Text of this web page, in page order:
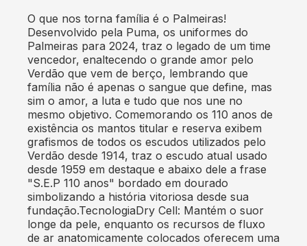
O que nos torna família é o Palmeiras!
Desenvolvido pela Puma, os uniformes do
Palmeiras para 2024, traz o legado de um time
vencedor, enaltecendo o grande amor pelo
Verdão que vem de berço, lembrando que
família não é apenas o sangue que define, mas
sim o amor, a luta e tudo que nos une no
mesmo objetivo. Comemorando os 110 anos de
existência os mantos titular e reserva exibem
grafismos de todos os escudos utilizados pelo
Verdão desde 1914, traz o escudo atual usado
desde 1959 em destaque e abaixo dele a frase
"S.E.P 110 anos" bordado em dourado
simbolizando a história vitoriosa desde sua
fundação.TecnologiaDry Cell: Mantém o suor
longe da pele, enquanto os recursos de fluxo
de ar anatomicamente colocados oferecem uma